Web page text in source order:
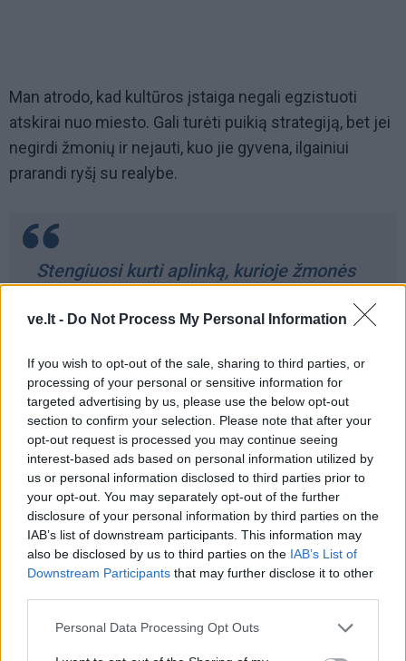
ve.lt - Do Not Process My Personal Information
If you wish to opt-out of the sale, sharing to third parties, or
processing of your personal or sensitive information for
targeted advertising by us, please use the below opt-out
section to confirm your selection. Please note that after your
opt-out request is processed you may continue seeing
interest-based ads based on personal information utilized by
us or personal information disclosed to third parties prior to
your opt-out. You may separately opt-out of the further
disclosure of your personal information by third parties on the
IAB’s list of downstream participants. This information may
also be disclosed by us to third parties on the IAB’s List of
Downstream Participants that may further disclose it to other
Personal Data Processing Opt Outs
Man atrodo, kad kultūros įstaiga negali egzistuoti
atskirai nuo miesto. Gali turėti puikią strategiją, bet jei
negirdi žmonių ir nejauti, kuo jie gyvena, ilgainiui
prarandi ryšį su realybe.
Stengiuosi kurti aplinką, kurioje žmonės
atsakingi už rezultatą, o ne tik vykdo
Klaipėdą geriausiai pajaučiu būdamas tarp žmonių -
renginiuose, miesto šventėse, tiesiog vaikščiodamas
gatvėmis ir stebėdamas, kaip miestas gyvena. Būtent
toks stebėjimas ir atvedė prie daugelio idėjų, tarp jų -
ir vasaros koncertų, kurie natūraliai įsilieja į renginių
ciklą „Koncertų salė - Klaipėdai“.